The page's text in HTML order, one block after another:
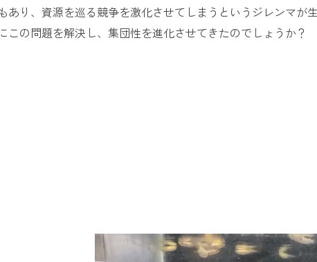
あり、資源を巡る競争を激化させてしまうというジレンマが
この問題を解決し、集団性を進化させてきたのでしょうか？